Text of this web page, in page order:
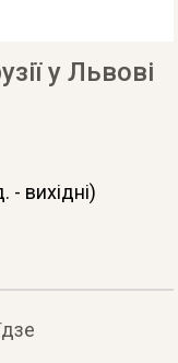
у Львові
- вихідні)